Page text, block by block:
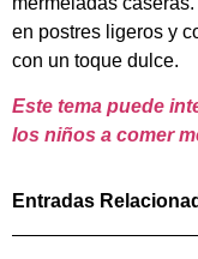
en postres ligeros y
con un toque dulce.
Este tema puede
los niños a comer
Entradas